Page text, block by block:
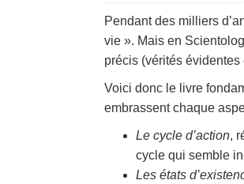
Pendant des milliers
vie ». Mais en
précis (vérités évidentes
Voici donc le livre
embrassent chaque
Le cycle d’action,
cycle qui semble
Les états